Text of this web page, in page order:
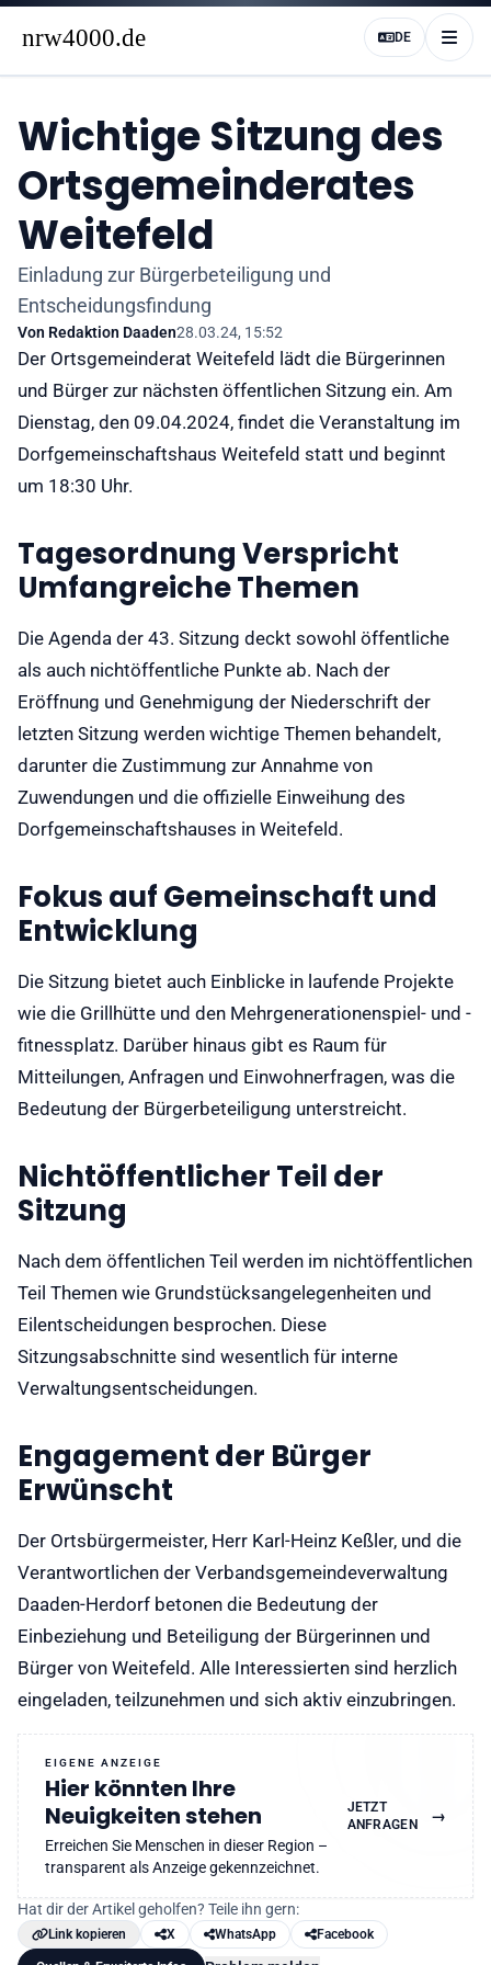
DE
Wichtige Sitzung des
Ortsgemeinderates
Weitefeld
Einladung zur Bürgerbeteiligung und
Entscheidungsfindung
Von Redaktion Daaden28.03.24, 15:52
Der Ortsgemeinderat Weitefeld lädt die Bürgerinnen
und Bürger zur nächsten öffentlichen Sitzung ein. Am
Dienstag, den 09.04.2024, findet die Veranstaltung im
Dorfgemeinschaftshaus Weitefeld statt und beginnt
um 18:30 Uhr.
Tagesordnung Verspricht
Umfangreiche Themen
Die Agenda der 43. Sitzung deckt sowohl öffentliche
als auch nichtöffentliche Punkte ab. Nach der
Eröffnung und Genehmigung der Niederschrift der
letzten Sitzung werden wichtige Themen behandelt,
darunter die Zustimmung zur Annahme von
Zuwendungen und die offizielle Einweihung des
Dorfgemeinschaftshauses in Weitefeld.
Fokus auf Gemeinschaft und
Entwicklung
Die Sitzung bietet auch Einblicke in laufende Projekte
wie die Grillhütte und den Mehrgenerationenspiel- und -
fitnessplatz. Darüber hinaus gibt es Raum für
Mitteilungen, Anfragen und Einwohnerfragen, was die
Bedeutung der Bürgerbeteiligung unterstreicht.
Nichtöffentlicher Teil der
Sitzung
Nach dem öffentlichen Teil werden im nichtöffentlichen
Teil Themen wie Grundstücksangelegenheiten und
Eilentscheidungen besprochen. Diese
Sitzungsabschnitte sind wesentlich für interne
Verwaltungsentscheidungen.
Engagement der Bürger
Erwünscht
Der Ortsbürgermeister, Herr Karl-Heinz Keßler, und die
Verantwortlichen der Verbandsgemeindeverwaltung
Daaden-Herdorf betonen die Bedeutung der
Einbeziehung und Beteiligung der Bürgerinnen und
Bürger von Weitefeld. Alle Interessierten sind herzlich
eingeladen, teilzunehmen und sich aktiv einzubringen.
EIGENE ANZEIGE
Hier könnten Ihre
Neuigkeiten stehen
Erreichen Sie Menschen in dieser Region –
transparent als Anzeige gekennzeichnet.
JETZT
ANFRAGEN
→
Hat dir der Artikel geholfen? Teile ihn gern:
Link kopieren X WhatsApp Facebook